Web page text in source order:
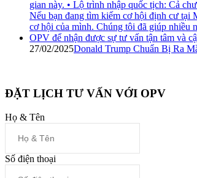
27/02/2025Donald Trump Chuẩn Bị Ra
ĐẶT LỊCH TƯ VẤN VỚI OPV
Họ & Tên
Số điện thoại